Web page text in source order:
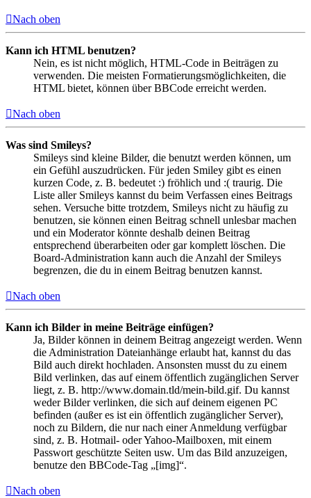
Nach oben
Kann ich HTML benutzen?
Nein, es ist nicht möglich, HTML-Code in Beiträgen zu
verwenden. Die meisten Formatierungsmöglichkeiten, die
HTML bietet, können über BBCode erreicht werden.
Nach oben
Was sind Smileys?
Smileys sind kleine Bilder, die benutzt werden können, um
ein Gefühl auszudrücken. Für jeden Smiley gibt es einen
kurzen Code, z. B. bedeutet :) fröhlich und :( traurig. Die
Liste aller Smileys kannst du beim Verfassen eines Beitrags
sehen. Versuche bitte trotzdem, Smileys nicht zu häufig zu
benutzen, sie können einen Beitrag schnell unlesbar machen
und ein Moderator könnte deshalb deinen Beitrag
entsprechend überarbeiten oder gar komplett löschen. Die
Board-Administration kann auch die Anzahl der Smileys
begrenzen, die du in einem Beitrag benutzen kannst.
Nach oben
Kann ich Bilder in meine Beiträge einfügen?
Ja, Bilder können in deinem Beitrag angezeigt werden. Wenn
die Administration Dateianhänge erlaubt hat, kannst du das
Bild auch direkt hochladen. Ansonsten musst du zu einem
Bild verlinken, das auf einem öffentlich zugänglichen Server
liegt, z. B. http://www.domain.tld/mein-bild.gif. Du kannst
weder Bilder verlinken, die sich auf deinem eigenen PC
befinden (außer es ist ein öffentlich zugänglicher Server),
noch zu Bildern, die nur nach einer Anmeldung verfügbar
sind, z. B. Hotmail- oder Yahoo-Mailboxen, mit einem
Passwort geschützte Seiten usw. Um das Bild anzuzeigen,
benutze den BBCode-Tag „[img]“.
Nach oben